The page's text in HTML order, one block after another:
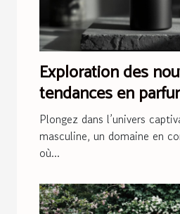
Exploration des
tendances en
masculine
Plongez dans l’univers
masculine, un domaine en
où...